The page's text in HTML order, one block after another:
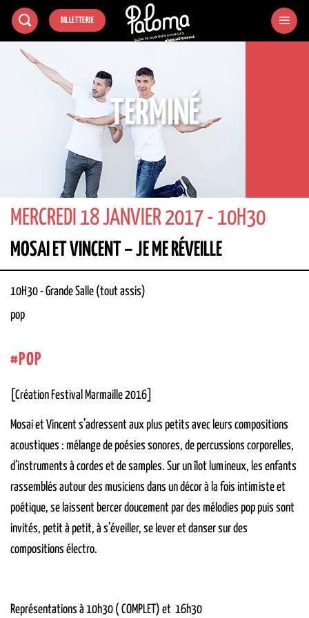
Passer
contenu
BILLETTERIE
TERMINÉ
MERCREDI 18 JANVIER 2017 - 10H30
MOSAI ET VINCENT – JE ME RÉVEILLE
10H30-Grande Salle (tout assis)
pop
POP
[Création Festival Marmaille 2016]
Mosai et Vincent s’adressent aux plus petits avec leurs compositions
acoustiques : mélange de poésies sonores, de percussions corporelles,
d’instruments à cordes et de samples. Sur un îlot lumineux, les enfants
rassemblés autour des musiciens dans un décor à la fois intimiste et
poétique, se laissent bercer doucement par des mélodies pop puis sont
invités, petit à petit, à s’éveiller, se lever et danser sur des
compositions électro.
Représentations à 10h30 ( COMPLET) et 16h30